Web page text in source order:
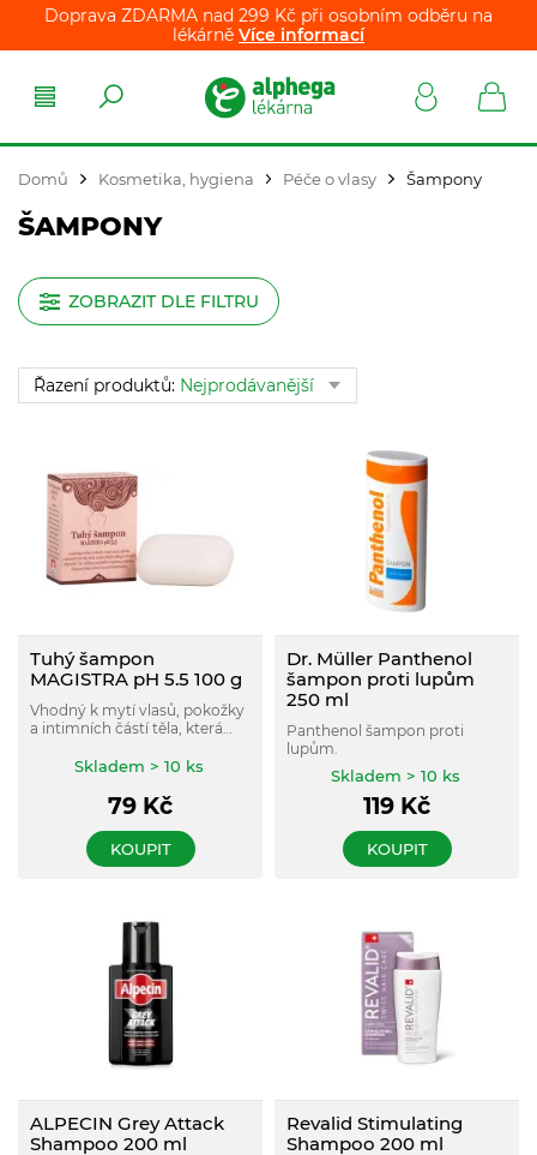
Doprava ZDARMA nad 299 Kč při osobním odběru na
lékárně Více informací
Domů Kosmetika, hygiena Péče o vlasy Šampony
ŠAMPONY
ZOBRAZIT DLE FILTRU
Řazení produktů: Nejprodávanější
Tuhý šampon
MAGISTRA pH 5.5 100 g
Vhodný k mytí vlasů, pokožky
a intimních částí těla, která
tekutých přípravků.
Skladem > 10 ks
79 Kč
KOUPIT
Dr. Müller Panthenol
šampon proti lupům
250 ml
Panthenol šampon proti
lupům.
Skladem > 10 ks
119 Kč
KOUPIT
ALPECIN Grey Attack
Shampoo 200 ml
Revalid Stimulating
Shampoo 200 ml